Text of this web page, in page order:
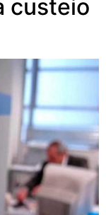
custeio